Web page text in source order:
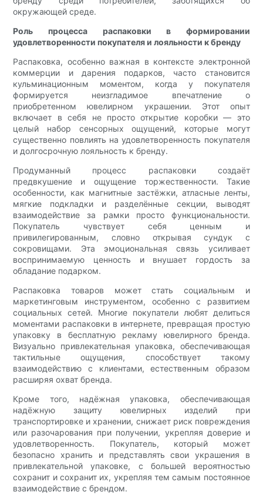
окружающей среде.
Роль процесса распаковки в формировании
удовлетворенности покупателя и лояльности к бренду
Распаковка, особенно важная в контексте электронной
коммерции и дарения подарков, часто становится
кульминационным моментом, когда у покупателя
формируется неизгладимое впечатление о
приобретенном ювелирном украшении. Этот опыт
включает в себя не просто открытие коробки — это
целый набор сенсорных ощущений, которые могут
существенно повлиять на удовлетворенность покупателя
и долгосрочную лояльность к бренду.
Продуманный процесс распаковки создаёт
предвкушение и ощущение торжественности. Такие
особенности, как магнитные застёжки, атласные ленты,
мягкие подкладки и разделённые секции, выводят
взаимодействие за рамки просто функциональности.
Покупатель чувствует себя ценным и
привилегированным, словно открывая сундук с
сокровищами. Эта эмоциональная связь усиливает
воспринимаемую ценность и внушает гордость за
обладание подарком.
Распаковка товаров может стать социальным и
маркетинговым инструментом, особенно с развитием
социальных сетей. Многие покупатели любят делиться
моментами распаковки в интернете, превращая простую
упаковку в бесплатную рекламу ювелирного бренда.
Визуально привлекательная упаковка, обеспечивающая
тактильные ощущения, способствует такому
взаимодействию с клиентами, естественным образом
расширяя охват бренда.
Кроме того, надёжная упаковка, обеспечивающая
надёжную защиту ювелирных изделий при
транспортировке и хранении, снижает риск повреждения
или разочарования при получении, укрепляя доверие и
удовлетворенность. Покупатель, который может
безопасно хранить и представлять свои украшения в
привлекательной упаковке, с большей вероятностью
сохранит и сохранит их, укрепляя тем самым постоянное
взаимодействие с брендом.